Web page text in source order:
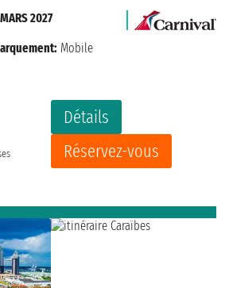
Détails
Réservez-vous
2027
Mobile